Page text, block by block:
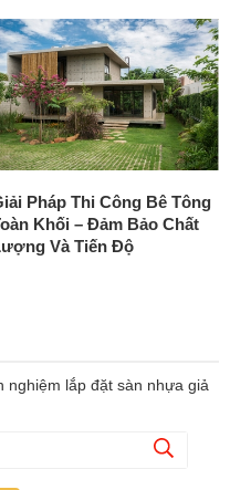
Pháp Thi Công Bê Tông
Khối – Đảm Bảo Chất
Và Tiến Độ
nghiệm lắp đặt sàn nhựa giả